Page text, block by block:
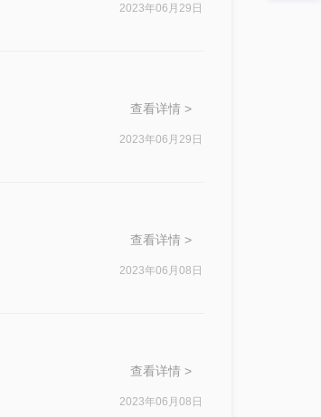
2023年06月29日
查看详情 >
2023年06月29日
查看详情 >
2023年06月08日
查看详情 >
2023年06月08日